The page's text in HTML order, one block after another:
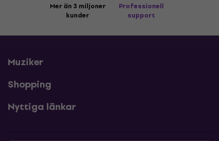
Mer än 3 miljoner
kunder
Professionell
support
Muziker
Shopping
Nyttiga länkar